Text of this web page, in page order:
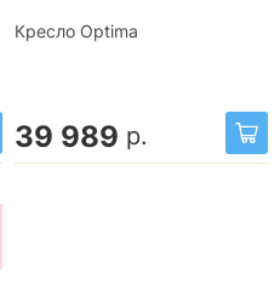
Кресло Optima
39 989 р.